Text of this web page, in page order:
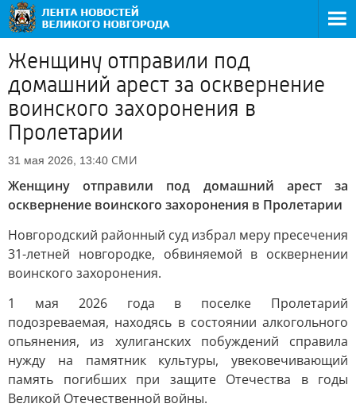
Женщину отправили под
домашний арест за осквернение
воинского захоронения в
Пролетарии
31 мая 2026, 13:40 СМИ
Женщину отправили под домашний арест за
осквернение воинского захоронения в Пролетарии
Новгородский районный суд избрал меру пресечения
31-летней новгородке, обвиняемой в осквернении
воинского захоронения.
1 мая 2026 года в поселке Пролетарий
подозреваемая, находясь в состоянии алкогольного
опьянения, из хулиганских побуждений справила
нужду на памятник культуры, увековечивающий
память погибших при защите Отечества в годы
Великой Отечественной войны.